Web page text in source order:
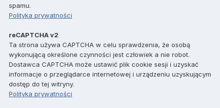
spamu.
Polityka prywatności
reCAPTCHA v2
Ta strona używa CAPTCHA w celu sprawdzenia, że osobą
wykonującą określone czynności jest człowiek a nie robot.
Dostawca CAPTCHA może ustawić plik cookie sesji i uzyskać
informacje o przeglądarce internetowej i urządzeniu uzyskującym
dostęp do tej witryny.
Polityka prywatności